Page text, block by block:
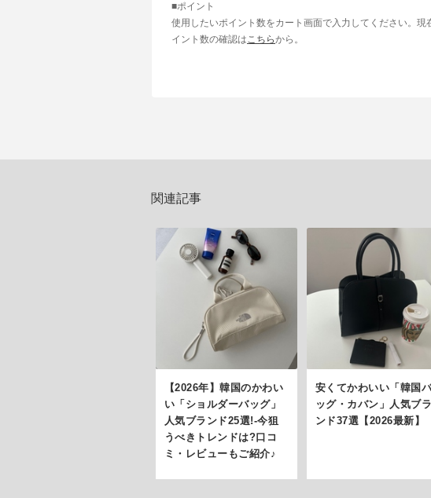
■ポイント
使用したいポイント数をカート画面で入力してください。現
イント数の確認は こちらから。
関連記事
【2026年】韓国のかわい
い「ショルダーバッグ」
人気ブランド25選!-今狙
うべきトレンドは?口コ
ミ・レビューもご紹介♪
安くてかわいい「韓国
ッグ・カバン」人気ブラ
ンド37選【2026最新】